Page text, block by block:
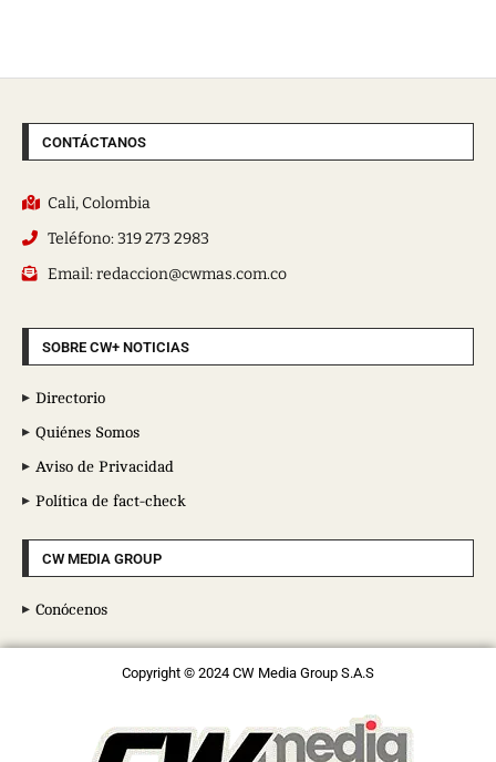
CONTÁCTANOS
Cali, Colombia
Teléfono: 319 273 2983
Email: redaccion@cwmas.com.co
SOBRE CW+ NOTICIAS
Directorio
Quiénes Somos
Aviso de Privacidad
Política de fact-check
CW MEDIA GROUP
Conócenos
Copyright © 2024 CW Media Group S.A.S